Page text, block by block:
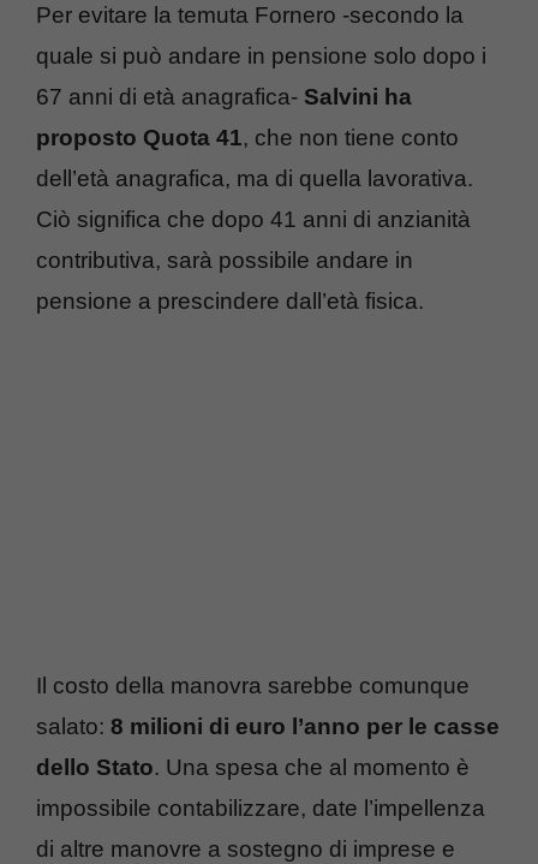
Per evitare la temuta Fornero -secondo la
quale si può andare in pensione solo dopo i
67 anni di età anagrafica- Salvini ha
proposto Quota 41, che non tiene conto
dell’età anagrafica, ma di quella lavorativa.
Ciò significa che dopo 41 anni di anzianità
contributiva, sarà possibile andare in
pensione a prescindere dall’età fisica.
Il costo della manovra sarebbe comunque
salato: 8 milioni di euro l’anno per le casse
dello Stato. Una spesa che al momento è
impossibile contabilizzare, date l’impellenza
di altre manovre a sostegno di imprese e